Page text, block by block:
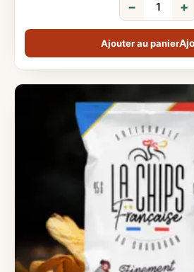
− +
Ajouter au panier